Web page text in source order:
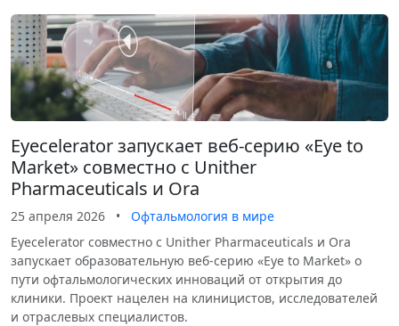
Eyecelerator запускает веб-серию «Eye to
Market» совместно с Unither
Pharmaceuticals и Ora
25 апреля 2026 •
Офтальмология в мире
Eyecelerator совместно с Unither Pharmaceuticals и Ora
запускает образовательную веб-серию «Eye to Market» о
пути офтальмологических инноваций от открытия до
клиники. Проект нацелен на клиницистов, исследователей
и отраслевых специалистов.